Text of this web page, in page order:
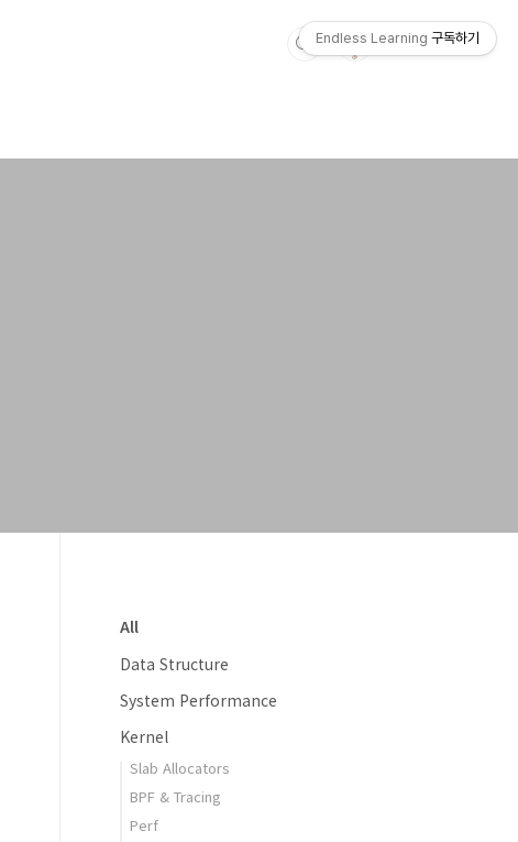
All
Data Structure
System Performance
Kernel
Slab Allocators
BPF & Tracing
Perf
Endless Learning 구독하기